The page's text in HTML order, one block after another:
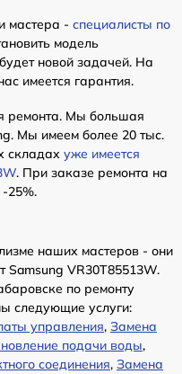
мастера - специалисты по
модель
новой задачей. На
имеется гарантия.
ремонта. Мы большая
Мы имеем более 20 тыс.
складах уже имеется
. При заказе ремонта на
-25%.
наших мастеров - они
Samsung VR30T85513W.
по ремонту
следующие услуги:
управления, Замена
подачи воды,
соединения, Замена